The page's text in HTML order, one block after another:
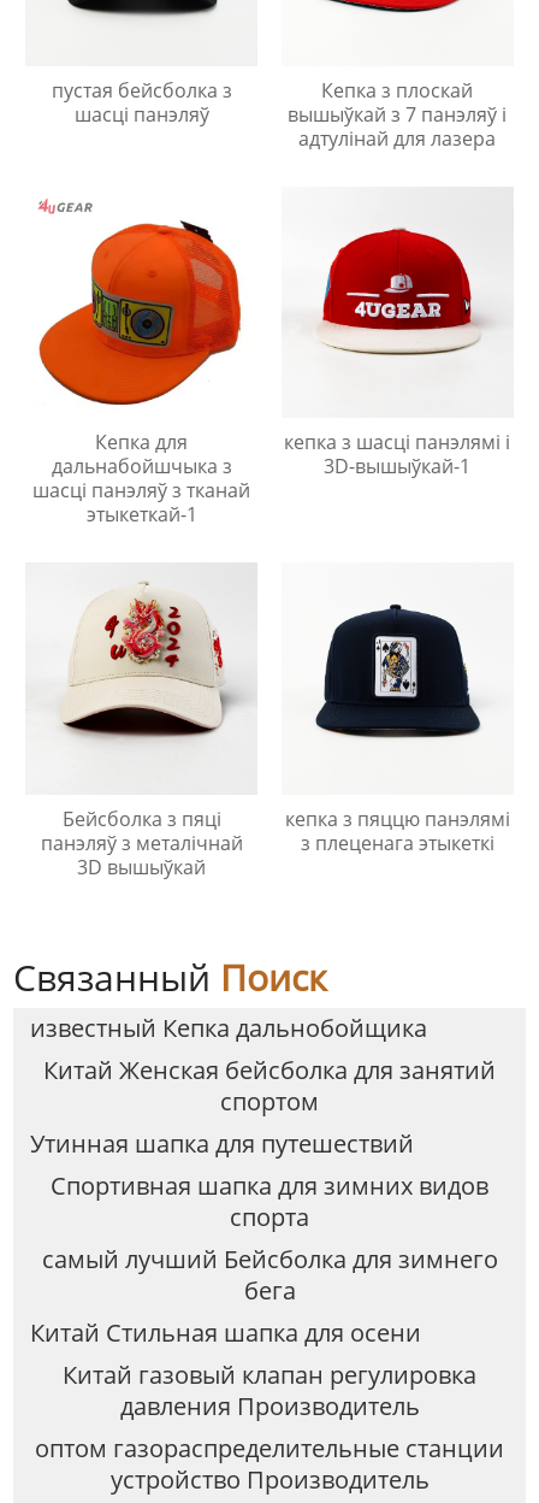
пустая бейсболка з
шасці панэляў
Кепка з плоскай
вышыўкай з 7 панэляў і
адтулінай для лазера
Кепка для
дальнабойшчыка з
шасці панэляў з тканай
этыкеткай-1
кепка з шасці панэлямі і
3D-вышыўкай-1
Бейсболка з пяці
панэляў з металічнай
3D вышыўкай
кепка з пяццю панэлямі
з плеценага этыкеткі
Связанный Поиск
известный Кепка дальнобойщика
Китай Женская бейсболка для занятий
спортом
Утинная шапка для путешествий
Спортивная шапка для зимних видов
спорта
самый лучший Бейсболка для зимнего
бега
Китай Стильная шапка для осени
Китай газовый клапан регулировка
давления Производитель
оптом газораспределительные станции
устройство Производитель